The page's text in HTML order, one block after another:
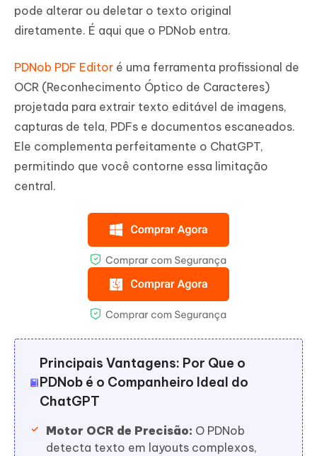
pode alterar ou deletar o texto original
diretamente. É aqui que o PDNob entra.
PDNob PDF Editor é uma ferramenta profissional de
OCR (Reconhecimento Óptico de Caracteres)
projetada para extrair texto editável de imagens,
capturas de tela, PDFs e documentos escaneados.
Ele complementa perfeitamente o ChatGPT,
permitindo que você contorne essa limitação
central.
Principais Vantagens: Por Que o
PDNob é o Companheiro Ideal do
ChatGPT
Motor OCR de Precisão: O PDNob
detecta texto em layouts complexos,